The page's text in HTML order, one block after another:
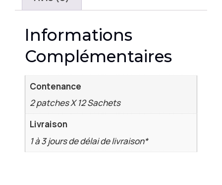
Informations
Complémentaires
Contenance
2 patches X 12 Sachets
Livraison
1 à 3 jours de délai de livraison*